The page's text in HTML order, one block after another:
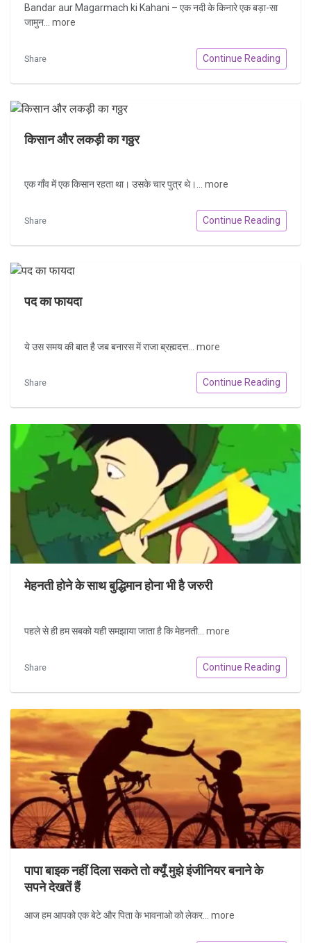
Bandar aur Magarmach ki Kahani – एक नदी के किनारे एक बड़ा-सा
जामुन... more
Share Continue Reading
किसान और लकड़ी का गठ्ठर
एक गाँव में एक किसान रहता था। उसके चार पुत्र थे।... more
Share Continue Reading
पद का फायदा
ये उस समय की बात है जब बनारस में राजा ब्रह्मदत्त... more
Share Continue Reading
मेहनती होने के साथ बुद्धिमान होना भी है जरुरी
पहले से ही हम सबको यही समझाया जाता है कि मेहनती... more
Share Continue Reading
पापा बाइक नहीं दिला सकते तो क्यूँ मुझे इंजीनियर बनाने के
सपने देखतें हैं
आज हम आपको एक बेटे और पिता के भावनाओ को लेकर... more